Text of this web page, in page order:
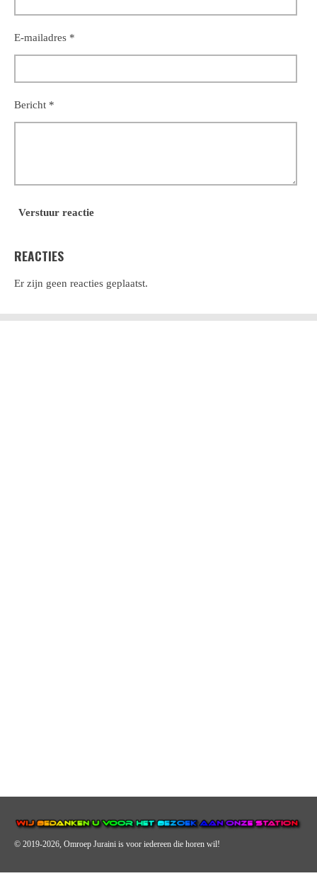
E-mailadres *
Bericht *
Verstuur reactie
REACTIES
Er zijn geen reacties geplaatst.
© 2019-2026, Omroep Juraini is voor iedereen die horen wil!